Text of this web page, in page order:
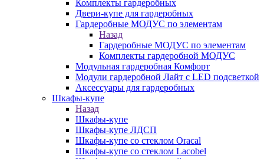
Комплекты гардеробных
Двери-купе для гардеробных
Гардеробные МОДУС по элементам
Назад
Гардеробные МОДУС по элементам
Комплекты гардеробной МОДУС
Модульная гардеробная Комфорт
Модули гардеробной Лайт с LED подсветкой
Аксессуары для гардеробных
Шкафы-купе
Назад
Шкафы-купе
Шкафы-купе ЛДСП
Шкафы-купе со стеклом Oracal
Шкафы-купе со стеклом Lacobel